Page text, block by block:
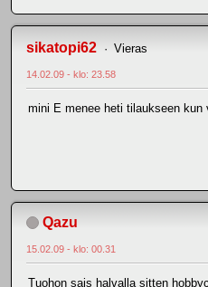
sikatopi62 Vieras
14.02.09 - klo: 23.58
mini E menee heti tilaukseen kun
Qazu
15.02.09 - klo: 00.31
Tuohon sais halvalla sitten